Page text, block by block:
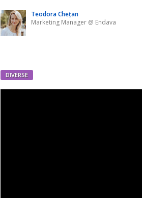
Teodora Chețan
Marketing Manager @ Endava
DIVERSE